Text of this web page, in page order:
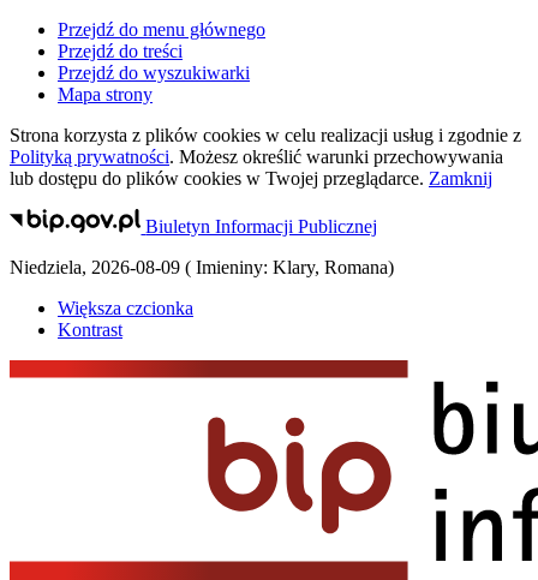
Przejdź do menu głównego
Przejdź do treści
Przejdź do wyszukiwarki
Mapa strony
Strona korzysta z plików cookies w celu realizacji usług i zgodnie z
Polityką prywatności. Możesz określić warunki przechowywania
lub dostępu do plików cookies w Twojej przeglądarce. Zamknij
Biuletyn Informacji Publicznej
Niedziela, 2026-08-09 ( Imieniny: Klary, Romana)
Większa czcionka
Kontrast